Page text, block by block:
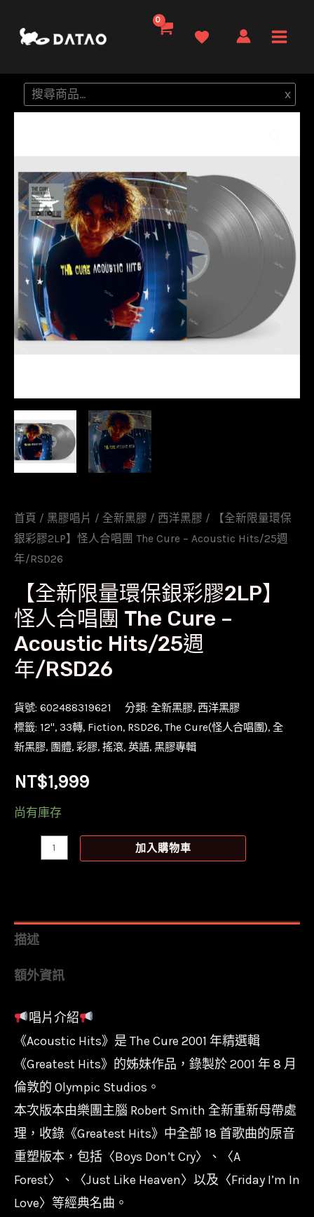
要
Menu
搜
尋
x
首頁 / 黑膠唱片 / 全新黑膠 / 西洋黑膠 / 【全新限量環保
銀彩膠2LP】怪人合唱團 The Cure – Acoustic Hits/25週
年/RSD26
【全新限量環保銀彩膠2LP】
怪人合唱團 The Cure –
Acoustic Hits/25週
年/RSD26
貨號: 602488319621 分類: 全新黑膠, 西洋黑膠
標籤: 12'', 33轉, Fiction, RSD26,The Cure(怪人合唱團), 全
新黑膠, 團體, 彩膠, 搖滾, 英語, 黑膠專輯
NT$1,999
尚有庫存
環
銀
膠
2LP】
怪
人
合
唱
團
加入購物車
描述
額外資訊
唱片介紹
《Acoustic Hits》是 The Cure 2001 年精選輯
《Greatest Hits》的姊妹作品，錄製於 2001 年 8 月
倫敦的 Olympic Studios。
本次版本由樂團主腦 Robert Smith 全新重新母帶處
理，收錄《Greatest Hits》中全部 18 首歌曲的原音
重塑版本，包括〈Boys Don’t Cry〉、〈A
Forest〉、〈Just Like Heaven〉以及〈Friday I’m In
Love〉等經典名曲。